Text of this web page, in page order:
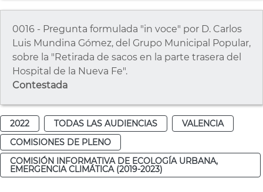
0016 - Pregunta formulada "in voce" por D. Carlos
Luis Mundina Gómez, del Grupo Municipal Popular,
sobre la "Retirada de sacos en la parte trasera del
Hospital de la Nueva Fe".
Contestada
2022 TODAS LAS AUDIENCIAS
VALENCIA
COMISIONES DE PLENO
COMISIÓN INFORMATIVA DE ECOLOGÍA URBANA,
EMERGENCIA CLIMÁTICA (2019-2023)